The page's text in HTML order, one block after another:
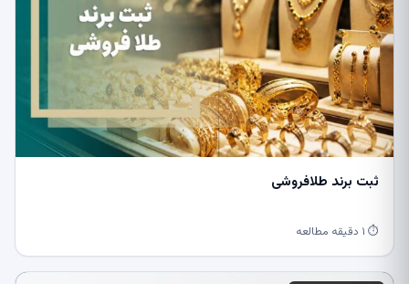
ثبت برند طلافروشی
⏱ ۱ دقیقه مطالعه